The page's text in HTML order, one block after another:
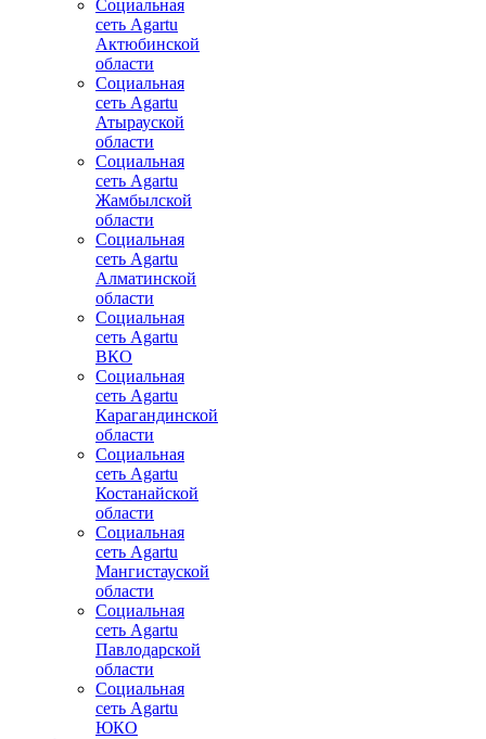
Социальная
сеть Agartu
Актюбинской
области
Социальная
сеть Agartu
Атырауской
области
Социальная
сеть Agartu
Жамбылской
области
Социальная
сеть Agartu
Алматинской
области
Социальная
сеть Agartu
ВКО
Социальная
сеть Agartu
Карагандинской
области
Социальная
сеть Agartu
Костанайской
области
Социальная
сеть Agartu
Мангистауской
области
Социальная
сеть Agartu
Павлодарской
области
Социальная
сеть Agartu
ЮКО